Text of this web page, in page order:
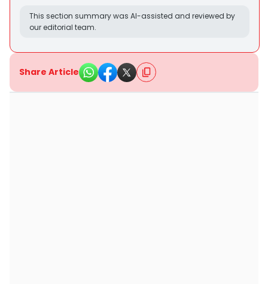
This section summary was AI-assisted and reviewed by
our editorial team.
Share Article